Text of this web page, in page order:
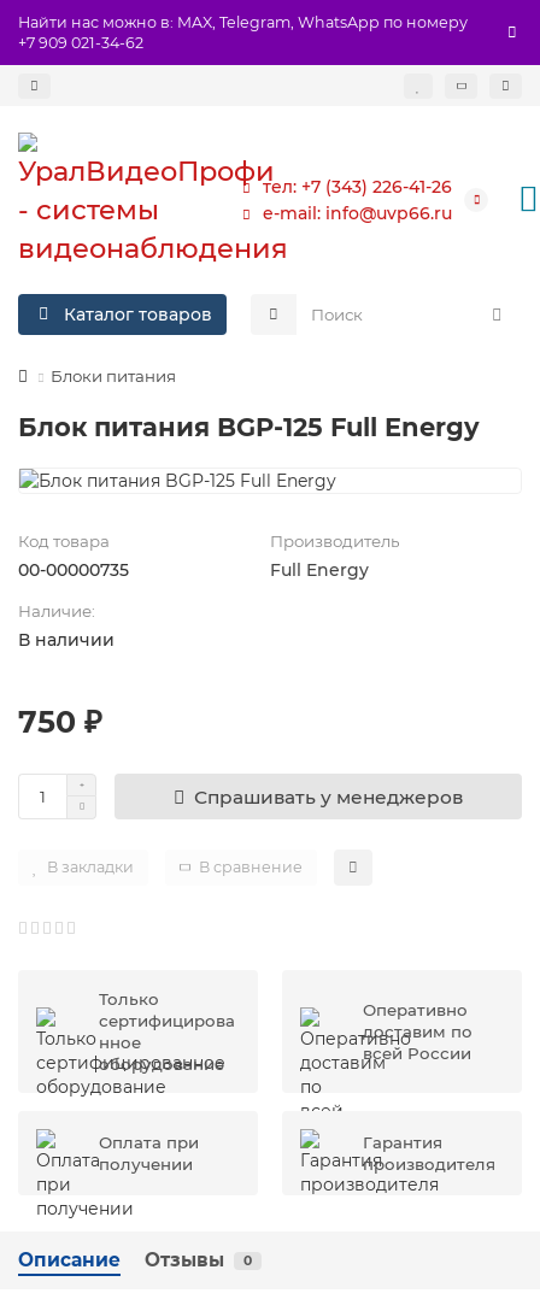
Найти нас можно в: MAX, Telegram, WhatsApp по номеру
+7 909 021-34-62
тел: +7 (343) 226-41-26
e-mail: info@uvp66.ru
Каталог товаров
Блоки питания
Блок питания BGP-125 Full Energy
Код товара
00-00000735
Производитель
Full Energy
Наличие:
В наличии
750 ₽
Спрашивать у менеджеров
В закладки В сравнение
Только
сертифицирова
нное
оборудование
Оперативно
доставим по
всей России
Оплата при
получении
Гарантия
производителя
Описание Отзывы 0